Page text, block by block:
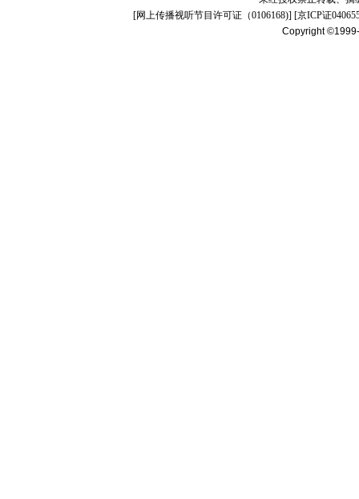
[网上传播视听节目许可证（0106168)] [京ICP证
Copyright